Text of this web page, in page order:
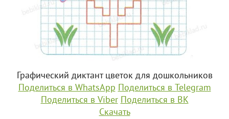
Графический диктант цветок для дошкольников
Поделиться в WhatsApp Поделиться в Telegram
Поделиться в Viber Поделиться в ВК
Скачать